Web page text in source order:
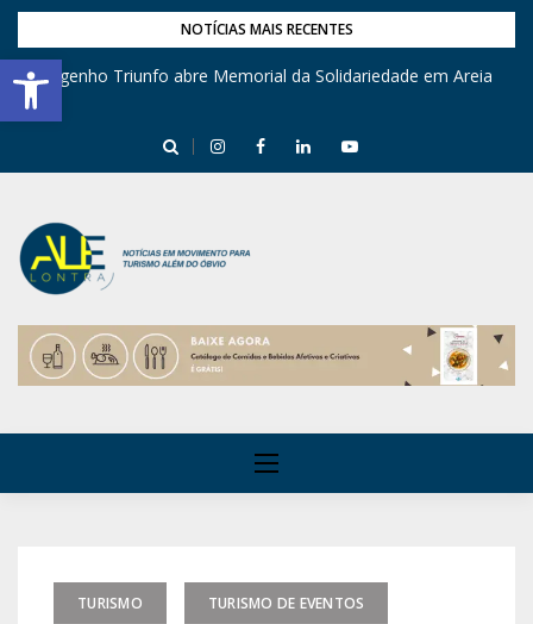
Barra de Ferramentas Aberta
NOTÍCIAS MAIS RECENTES
Engenho Triunfo abre Memorial da Solidariedade em Areia
TURISMO TURISMO DE EVENTOS